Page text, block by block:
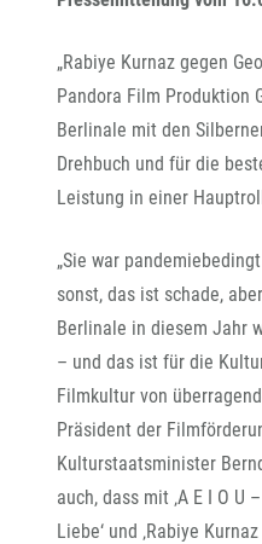
„Rabiye Kurnaz gegen
Pandora Film Produktion
Berlinale mit den
Drehbuch und für die
Leistung in einer
„Sie war
sonst, das ist schade,
Berlinale in diesem Jahr
– und das ist für die
Filmkultur von
Präsident der
Kulturstaatsminister
auch, dass mit ‚A E I O U
Liebe‘ und ‚Rabiye